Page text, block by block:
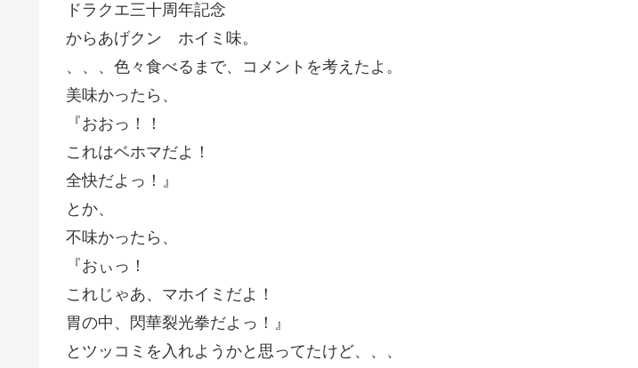
ドラクエ三十周年記念
からあげクン ホイミ味。
、、、色々食べるまで、コメントを考えたよ。
美味かったら、
『おおっ！！
これはベホマだよ！
全快だよっ！』
とか、
不味かったら、
『おぃっ！
これじゃあ、マホイミだよ！
胃の中、閃華裂光拳だよっ！』
とツッコミを入れようかと思ってたけど、、、